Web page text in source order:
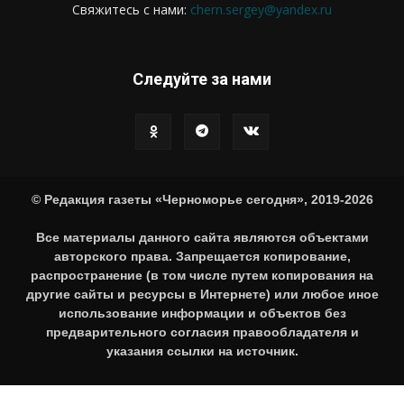
Свяжитесь с нами: chern.sergey@yandex.ru
Следуйте за нами
© Редакция газеты «Черноморье сегодня», 2019-2026
Все материалы данного сайта являются объектами
авторского права. Запрещается копирование,
распространение (в том числе путем копирования на
другие сайты и ресурсы в Интернете) или любое иное
использование информации и объектов без
предварительного согласия правообладателя и
указания ссылки на источник.